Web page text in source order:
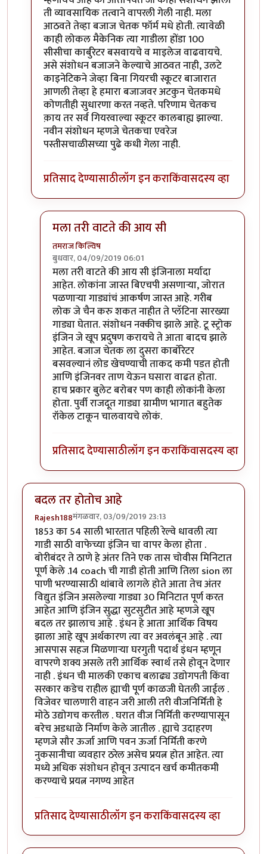
ती व्यावसायिक तत्वाने वापरली गेली नाही. मला
आठवते तेव्हा बजाज चेतक फॉर्म मधे होती. त्यावेळी
काही लोकल मैकेनिक त्या गाडीला होंडा 100
सीसीचा कार्बुरेटर बसवायचे व माइलेज वाढवायचे.
असे संशोधन बजाजने केल्याचे आठवत नाही, उलटे
काइनेटिकने जेव्हा बिना गियरची स्कूटर बाजारात
आणली तेव्हा हे हमारा बजाजवर अटकुन चेतकमधे
कोणतीही सुधारणा करत नव्हते. परिणाम चेतकच
क़ाय तर सर्व गियरवाल्या स्कूटर कालबाह्य झाल्या.
नवीन संशोधन म्हणजे चेतकचा एवरेज
पस्तीसचाळीसच्या पुढे कधी गेला नाही.
प्रतिसाद देण्यासाठीलॉग इन कराकिंवासदस्य व्हा
मला तरी वाटते की आय सी
तमराज किल्विष
बुधवार, 04/09/2019 06:01
In reply toकिल्विषजी,byभंकस बाबा
मला तरी वाटते की आय सी इंजिनाला मर्यादा
आहेत. लोकांना जास्त बिएचपी असणाऱ्या, जोरात
पळणाऱ्या गाड्यांचं आकर्षण जास्त आहे. गरीब
लोक जे चैन करु शकत नाहीत ते प्लॅटिना सारख्या
गाड्या घेतात. संशोधन नक्कीच झाले आहे. टू स्ट्रोक
इंजिन जे खूप प्रदुषण करायचे ते आता बादच झाले
आहेत. बजाज चेतक ला दुसरा कार्बोरेटर
बसवल्यानं लोड खेचण्याची ताकद कमी पडत होती
आणि इंजिनवर ताण येऊन घसारा वाढत होता.
हाच प्रकार बुलेट बरोबर पण काही लोकांनी केला
होता. पुर्वी राजदूत गाड्या ग्रामीण भागात बहुतेक
रॉकेल टाकून चालवायचे लोकं.
प्रतिसाद देण्यासाठीलॉग इन कराकिंवासदस्य व्हा
बदल तर होतोच आहे
Rajesh188मंगळवार, 03/09/2019 23:13
1853 का 54 साली भारतात पहिली रेल्वे धावली त्या
गाडी साठी वाफेच्या इंजिन चा वापर केला होता .
बोरीबंदर ते ठाणे हे अंतर तिने एक तास चोवीस मिनिटात
पूर्ण केले .14 coach ची गाडी होती आणि तिला sion ला
पाणी भरण्यासाठी थांबावे लागले होते आता तेच अंतर
विद्युत इंजिन असलेल्या गाड्या 30 मिनिटात पूर्ण करत
आहेत आणि इंजिन सुद्धा सुटसुटीत आहे म्हणजे खूप
बदल तर झालाच आहे . इंधन हे आता आर्थिक विषय
झाला आहे खूप अर्थकारण त्या वर अवलंबून आहे . त्या
आसपास सहज मिळणाऱ्या घरगुती पदार्थ इंधन म्हणून
वापरणे शक्य असले तरी आर्थिक स्वार्थ तसे होवून देणार
नाही . इंधन ची मालकी एकाच बलाढ्य उद्योगपती किंवा
सरकार कडेच राहील ह्याची पूर्ण काळजी घेतली जाईल .
विजेवर चालणारी वाहन जरी आली तरी वीजनिर्मिती हे
मोठे उद्योगच करतील . घरात वीज निर्मिती करण्यापासून
बरेच अडधाळे निर्माण केले जातील . ह्याचे उदाहरण
म्हणजे सौर ऊर्जा आणि पवन ऊर्जा निर्मिती करणे
नुकसानीचा व्यवहार ठरेल असेच प्रयत्न होत आहेत. त्या
मध्ये अधिक संशोधन होवून उत्पादन खर्च कमीतकमी
करण्याचे प्रयत्न नगण्य आहेत
प्रतिसाद देण्यासाठीलॉग इन कराकिंवासदस्य व्हा